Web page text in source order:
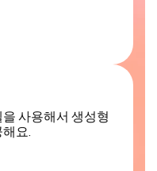
사용해서 생성형
요.